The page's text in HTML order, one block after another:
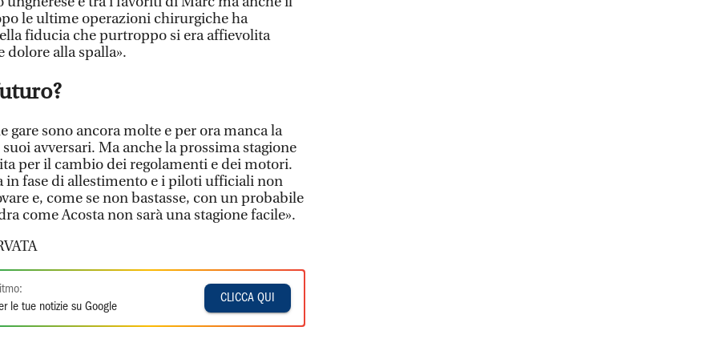
le ultime operazioni chirurgiche ha
fiducia che purtroppo si era affievolita
dolore alla spalla».
gare sono ancora molte e per ora manca la
avversari. Ma anche la prossima stagione
per il cambio dei regolamenti e dei motori.
in fase di allestimento e i piloti ufficiali non
e, come se non bastasse, con un probabile
come Acosta non sarà una stagione facile».
le tue notizie su Google
CLICCA QUI